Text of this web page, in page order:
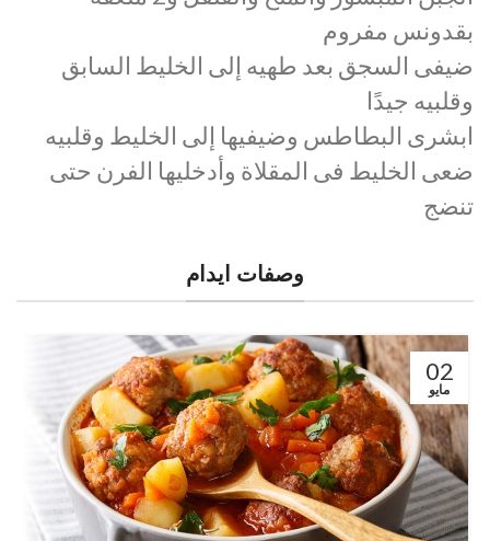
بقدونس مفروم
ضيفى السجق بعد طهيه إلى الخليط السابق
وقلبيه جيدًا
ابشرى البطاطس وضيفيها إلى الخليط وقلبيه
ضعى الخليط فى المقلاة وأدخليها الفرن حتى
تنضج
وصفات ايدام
02
مايو